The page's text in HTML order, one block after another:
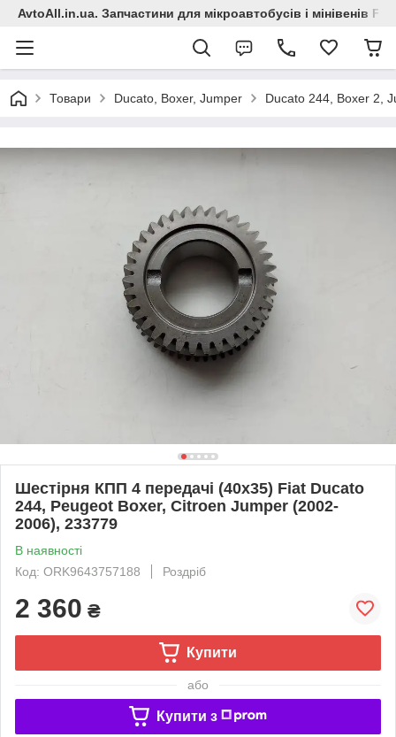
AvtoAll.in.ua. Запчастини для мікроавтобусів і мінівенів
Товари Ducato, Boxer, Jumper Ducato 244, Boxer 2,
Шестірня КПП 4 передачі (40х35) Fiat Ducato
244, Peugeot Boxer, Citroen Jumper (2002-
2006), 233779
В наявності
Код: ORK9643757188
Роздріб
2 360 ₴
Купити
або
Купити з